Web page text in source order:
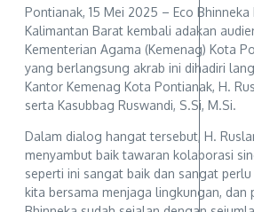
Pontianak, 15 Mei 2025 – Eco
Kalimantan Barat kembali adakan
Kementerian Agama (Kemenag) Kota
yang berlangsung akrab ini dihadiri
Kantor Kemenag Kota Pontianak, H.
serta Kasubbag Ruswandi, S.Si, M.Si.
Dalam dialog hangat tersebut, H.
menyambut baik tawaran kolaborasi
seperti ini sangat baik dan sangat
kita bersama menjaga lingkungan, dan